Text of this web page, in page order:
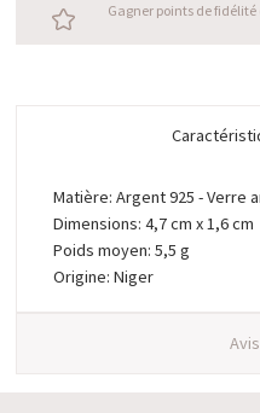
Gagner points de
Matière: Argent 925 - Verre
Dimensions: 4,7 cm x 1,6 cm
Poids moyen: 5,5 g
Origine: Niger